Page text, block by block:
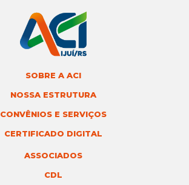
SOBRE A ACI
NOSSA ESTRUTURA
CONVÊNIOS E SERVIÇOS
CERTIFICADO DIGITAL
ASSOCIADOS
CDL